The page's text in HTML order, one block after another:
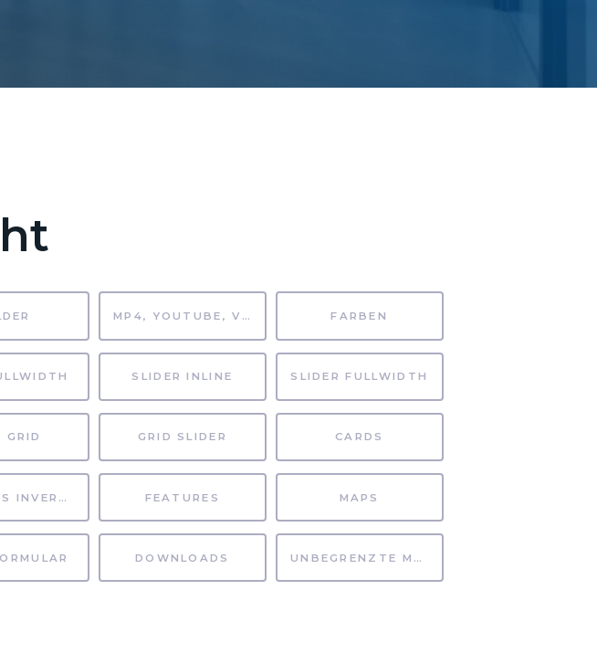
MP4, YOUTUBE, VIMEO FARBEN
SLIDER INLINE SLIDER FULLWIDTH
GRID GRID SLIDER CARDS
FEATURES INVERTIERT FEATURES MAPS
DOWNLOADS UNBEGRENZTE MÖGLICHKEITEN